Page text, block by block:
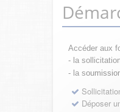
Accéder aux
- la
- la s
Déposer